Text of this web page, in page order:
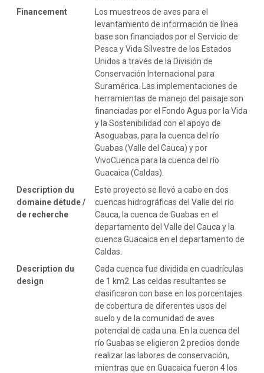
Financement
Los muestreos de aves para el
levantamiento de información de línea
base son financiados por el Servicio de
Pesca y Vida Silvestre de los Estados
Unidos a través de la División de
Conservación Internacional para
Suramérica. Las implementaciones de
herramientas de manejo del paisaje son
financiadas por el Fondo Agua por la Vida
y la Sostenibilidad con el apoyo de
Asoguabas, para la cuenca del río
Guabas (Valle del Cauca) y por
VivoCuenca para la cuenca del río
Guacaica (Caldas).
Description du
domaine détude /
de recherche
Este proyecto se llevó a cabo en dos
cuencas hidrográficas del Valle del río
Cauca, la cuenca de Guabas en el
departamento del Valle del Cauca y la
cuenca Guacaica en el departamento de
Caldas.
Description du
design
Cada cuenca fue dividida en cuadrículas
de 1 km2. Las celdas resultantes se
clasificaron con base en los porcentajes
de cobertura de diferentes usos del
suelo y de la comunidad de aves
potencial de cada una. En la cuenca del
río Guabas se eligieron 2 predios donde
realizar las labores de conservación,
mientras que en Guacaica fueron 4 los